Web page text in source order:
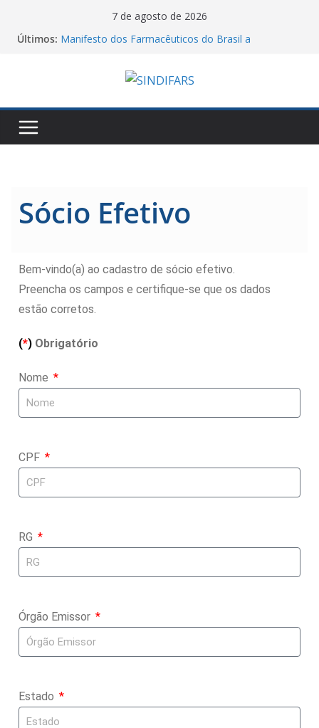
7 de agosto de 2026
Últimos: Manifesto dos Farmacêuticos do Brasil a
O Sindifars e a CTB-RS convoca a todos para o dia
nacional de mobilização pelo fim da escala 6X1!
de Farmácia Pela Reconstrução da ENEFAR!
Sócio Efetivo
Bem-vindo(a) ao cadastro de sócio efetivo.
Preencha os campos e certifique-se que os dados
estão corretos.
(*) Obrigatório
Nome
CPF
RG
Órgão Emissor
Estado